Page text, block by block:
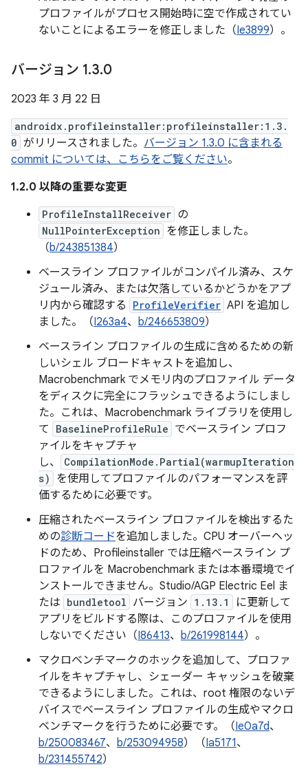
プロファイルがプロセス開始時に空で作成されてい
ないことによるエラーを修正しました（Ie3899）。
バージョン 1.3.0
2023 年 3 月 22 日
androidx.profileinstaller:profileinstaller:1.3.
0 がリリースされました。 バージョン 1.3.0 に含まれる
commit については、こちらをご覧ください。
1.2.0 以降の重要な変更
ProfileInstallReceiver の
NullPointerException を修正しました。
（b/243851384）
ベースライン プロファイルがコンパイル済み、スケ
ジュール済み、または欠落しているかどうかをアプ
リ内から確認する
ProfileVerifier API を追加し
ました。（I263a4、 b/246653809）
ベースライン プロファイルの生成に含めるための新
しいシェル ブロードキャストを追加し、
Macrobenchmark でメモリ内のプロファイル データ
をディスクに完全にフラッシュできるようにしまし
た。これは、Macrobenchmark ライブラリを使用し
て
BaselineProfileRule でベースライン プロフ
ァイルをキャプチャ
し、
CompilationMode.Partial(warmupIteration
s)
を使用してプロファイルのパフォーマンスを評
価するために必要です。
圧縮されたベースライン プロファイルを検出するた
めの診断コードを追加しました。CPU オーバーヘッ
ドのため、Profileinstaller では圧縮ベースライン プ
ロファイルを Macrobenchmark または本番環境でイ
ンストールできません。Studio/AGP Electric Eel ま
たは bundletool バージョン 1.13.1
に更新して
アプリをビルドする際は、このプロファイルを使用
しないでください（I86413、 b/261998144）。
マクロベンチマークのホックを追加して、プロファ
イルをキャプチャし、シェーダー キャッシュを破棄
できるようにしました。これは、root 権限のないデ
バイスでベースライン プロファイルの生成やマクロ
ベンチマークを行うために必要です。（Ie0a7d、
b/250083467、 b/253094958）（Ia5171、
b/231455742）